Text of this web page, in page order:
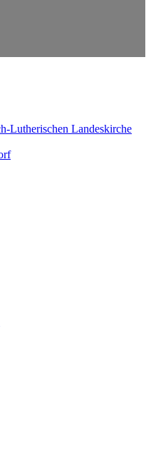
Lutherischen Landeskirche